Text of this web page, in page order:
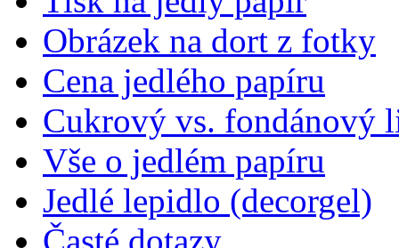
Obrázek na dort z fotky
Cena jedlého papíru
Cukrový vs. fondánový
Vše o jedlém papíru
Jedlé lepidlo (decorgel)
Časté dotazy